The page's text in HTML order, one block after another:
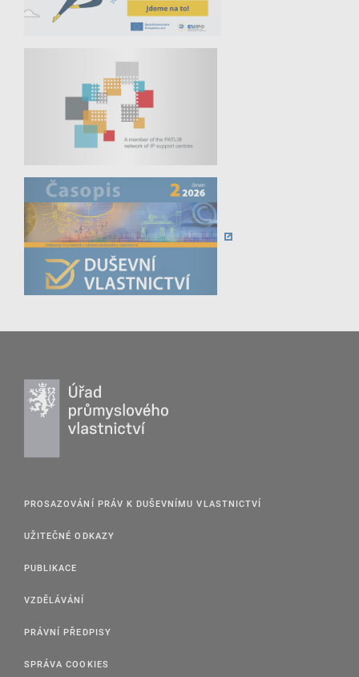
PROSAZOVÁNÍ PRÁV K DUŠEVNÍMU VLASTNICTVÍ
UŽITEČNÉ ODKAZY
PUBLIKACE
VZDĚLÁVÁNÍ
PRÁVNÍ PŘEDPISY
SPRÁVA COOKIES